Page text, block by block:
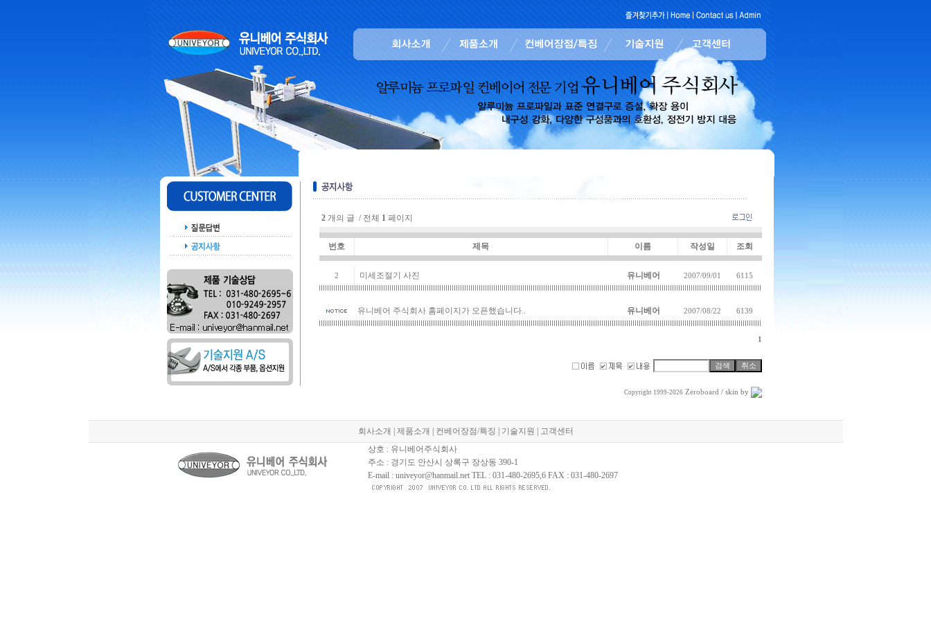
2개의 글 / 전체 1페이지
번호 제목 이름 작성일 조회
2 미세조절기 사진 유니베어 2007/09/01 6115
유니베어 주식회사 홈페이지가 오픈했습니다.. 유니베어 2007/08/22 6139
1
Copyright 1999-2026 Zeroboard / skin by
회사소개 제품소개 컨베어장점/특징 기술지원
고객센터
상호 : 유니베어주식회사
주소 : 경기도 안산시 상록구 장상동 390-1
E-mail : univeyor@hanmail.net TEL : 031-480-2695,6 FAX : 031-480-2697